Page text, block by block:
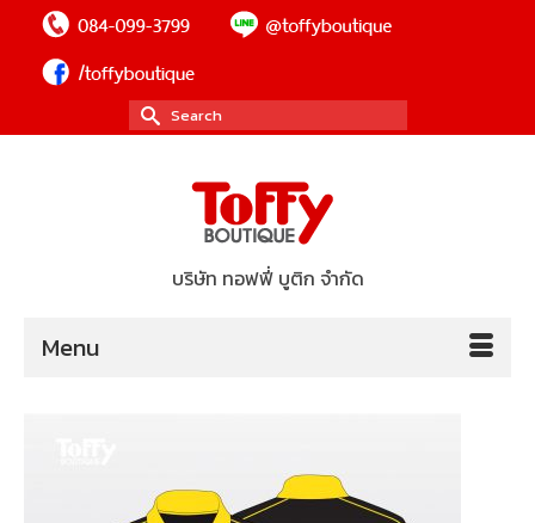
Search
for:
บริษัท ทอฟฟี่ บูติก จำกัด
Menu